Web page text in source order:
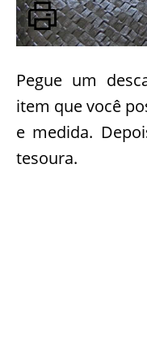
Pegue um
item que você
e medida.
tesoura.